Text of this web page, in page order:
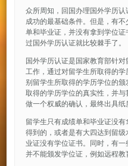
众所周知，回国办理国外学历
成功的最基础条件。但是，有
单和毕业证，并没有拿到学位
过国外学历认证就比较棘手了。
国外学历认证是国家教育部针
工作，通过对留学生所取得的
别留学生所取得的学历学位的
取得的学历学位的真实性，并
做一个权威的确认，最终出具纸
留学生只有成绩单和毕业证没
得到的，或者是有大四达到留
业证没有学位证书。同时，有
并不能颁发学位证，例如远程教